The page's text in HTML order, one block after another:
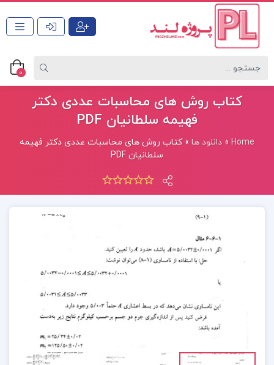
0
کتاب روش های محاسبات عددی دکتر
فهیمه سلطانیان PDF
Home
» دانلود ها »کتاب روش های محاسبات عددی دکتر فهیمه
سلطانیان PDF